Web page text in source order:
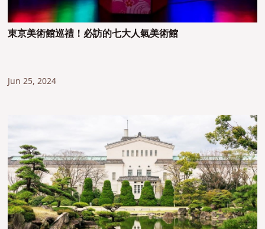
東京美術館巡禮！必訪的七大人氣美術館
Jun 25, 2024